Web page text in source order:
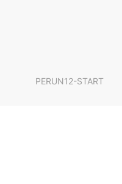
PERUN12-START